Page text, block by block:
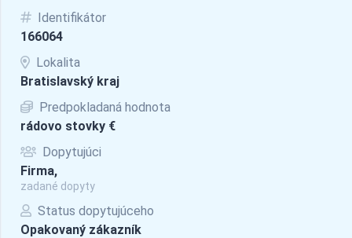
Identifikátor
166064
Lokalita
Bratislavský kraj
Predpokladaná hodnota
rádovo stovky €
Dopytujúci
Firma,
zadané dopyty
Status dopytujúceho
Opakovaný zákazník